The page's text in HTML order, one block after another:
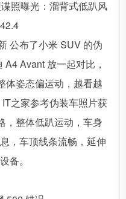
照曝光：溜背式低趴风
公布了小米 SUV 的伪
Avant 放一起对比，
体姿态偏运动，越看越
之家参考伪装车照片获
，整体低趴运动，车身
，车顶线条流畅，延伸
备。